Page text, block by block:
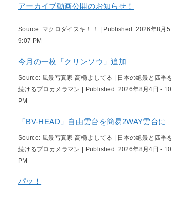
アーカイブ動画公開のお知らせ！
Source: マクロダイスキ！！ Published:2026年8月
9:07 PM
今月の一枚「クリンソウ」追加
Source: 風景写真家 高橋よしてる | 日本の絶景と四季
続けるプロカメラマン | Published: 2026年8月4日 -
PM
「BV-HEAD」自由雲台を簡易2WAY雲台に
Source: 風景写真家 高橋よしてる | 日本の絶景と四季
続けるプロカメラマン
Published: 2026年8月4日 -
PM
パッ！